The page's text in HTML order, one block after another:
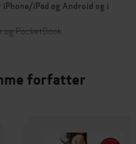
iPad og Android og i
og PocketBook
forfatter